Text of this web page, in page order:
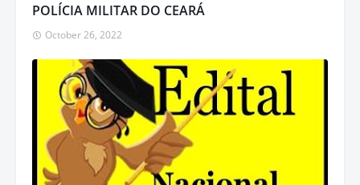
POLÍCIA MILITAR DO CEARÁ
October 26, 2022